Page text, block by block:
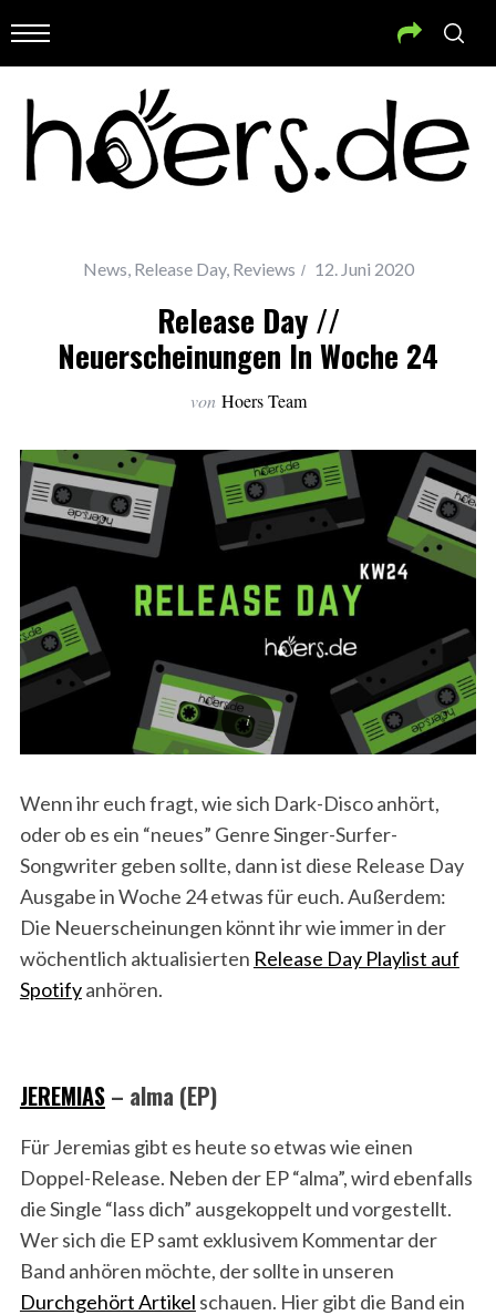
News, Release Day, Reviews 12. Juni 2020
Release Day //
Neuerscheinungen In Woche 24
von Hoers Team
Wenn ihr euch fragt, wie sich Dark-Disco anhört,
oder ob es ein “neues” Genre Singer-Surfer-
Songwriter geben sollte, dann ist diese Release Day
Ausgabe in Woche 24 etwas für euch. Außerdem:
Die Neuerscheinungen könnt ihr wie immer in der
wöchentlich aktualisierten Release Day Playlist auf
Spotifyanhören.
JEREMIAS– alma (EP)
Für Jeremias gibt es heute so etwas wie einen
Doppel-Release. Neben der EP “alma”, wird ebenfalls
die Single “lass dich” ausgekoppelt und vorgestellt.
Wer sich die EP samt exklusivem Kommentar der
Band anhören möchte, der sollte in unseren
Durchgehört Artikel schauen. Hier gibt die Band ein